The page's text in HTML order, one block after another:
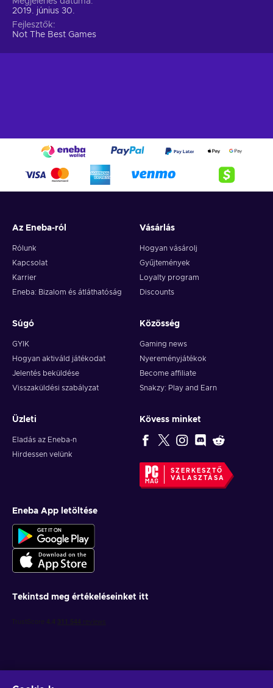
2019. június 30.
Fejlesztők
Not The Best Games
Az Eneba-ról
Rólunk
Kapcsolat
Karrier
Eneba: Bizalom és átláthatóság
Vásárlás
Hogyan vásárolj
Gyűjtemények
Loyalty program
Discounts
Súgó
GYIK
Hogyan aktiváld játékodat
Jelentés beküldése
Visszaküldési szabályzat
Közösség
Gaming news
Nyereményjátékok
Become affiliate
Snakzy: Play and Earn
Üzleti
Eladás az Eneba-n
Hirdessen velünk
Kövess minket
SZERKESZTŐ
VÁLASZTÁSA
Eneba App letöltése
Tekintsd meg értékeléseinket itt